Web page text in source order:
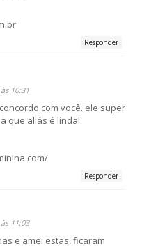
Responder
10:31
com você..ele super
que aliás é linda!
Responder
11:03
e amei estas, ficaram